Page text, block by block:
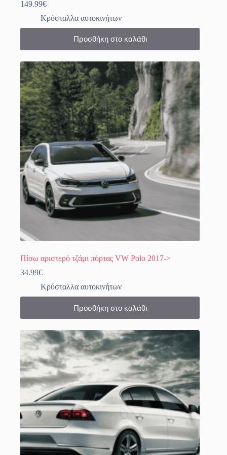
149.99€
Κρύσταλλα αυτοκινήτων
Προσθήκη στο καλάθι
Πίσω αριστερό τζάμι πόρτας VW Polo 2017->
34.99€
Κρύσταλλα αυτοκινήτων
Προσθήκη στο καλάθι